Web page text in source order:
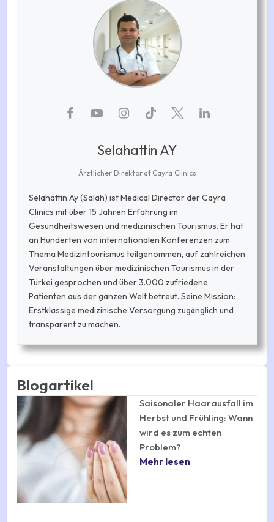
Selahattin AY
Ärztlicher Direktor at Cayra Clinics
Selahattin Ay (Salah) ist Medical Director der Cayra
Clinics mit über 15 Jahren Erfahrung im
Gesundheitswesen und medizinischen Tourismus. Er hat
an Hunderten von internationalen Konferenzen zum
Thema Medizintourismus teilgenommen, auf zahlreichen
Veranstaltungen über medizinischen Tourismus in der
Türkei gesprochen und über 3.000 zufriedene
Patienten aus der ganzen Welt betreut. Seine Mission:
Erstklassige medizinische Versorgung zugänglich und
transparent zu machen.
Blogartikel
Saisonaler Haarausfall im
Herbst und Frühling: Wann
wird es zum echten
Problem?
Mehr lesen